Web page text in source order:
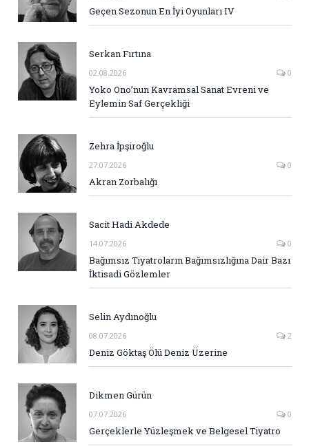
Geçen Sezonun En İyi Oyunları IV
Serkan Fırtına
02.08.2026 0
Yoko Ono’nun Kavramsal Sanat Evreni ve
Eylemin Saf Gerçekliği
Zehra İpşiroğlu
27.07.2026 0
Akran Zorbalığı
Sacit Hadi Akdede
14.07.2026 0
Bağımsız Tiyatroların Bağımsızlığına Dair Bazı
İktisadi Gözlemler
Selin Aydınoğlu
08.07.2026 2
Deniz Göktaş Ölü Deniz Üzerine
Dikmen Gürün
07.07.2026 0
Gerçeklerle Yüzleşmek ve Belgesel Tiyatro